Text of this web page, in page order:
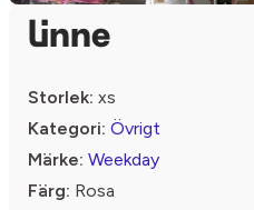
linne
Storlek: xs
Kategori: Övrigt
Märke: Weekday
Färg: Rosa